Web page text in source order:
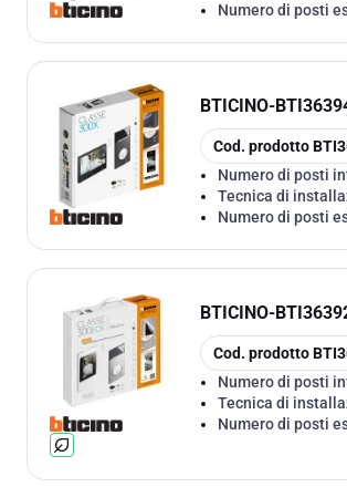
Numero di posti
BTICINO-
copia
Cod. prodotto
Numero di posti
Tecnica di
Numero di posti
BTICINO-
copia
Cod. prodotto
Numero di posti
Tecnica di
Numero di posti